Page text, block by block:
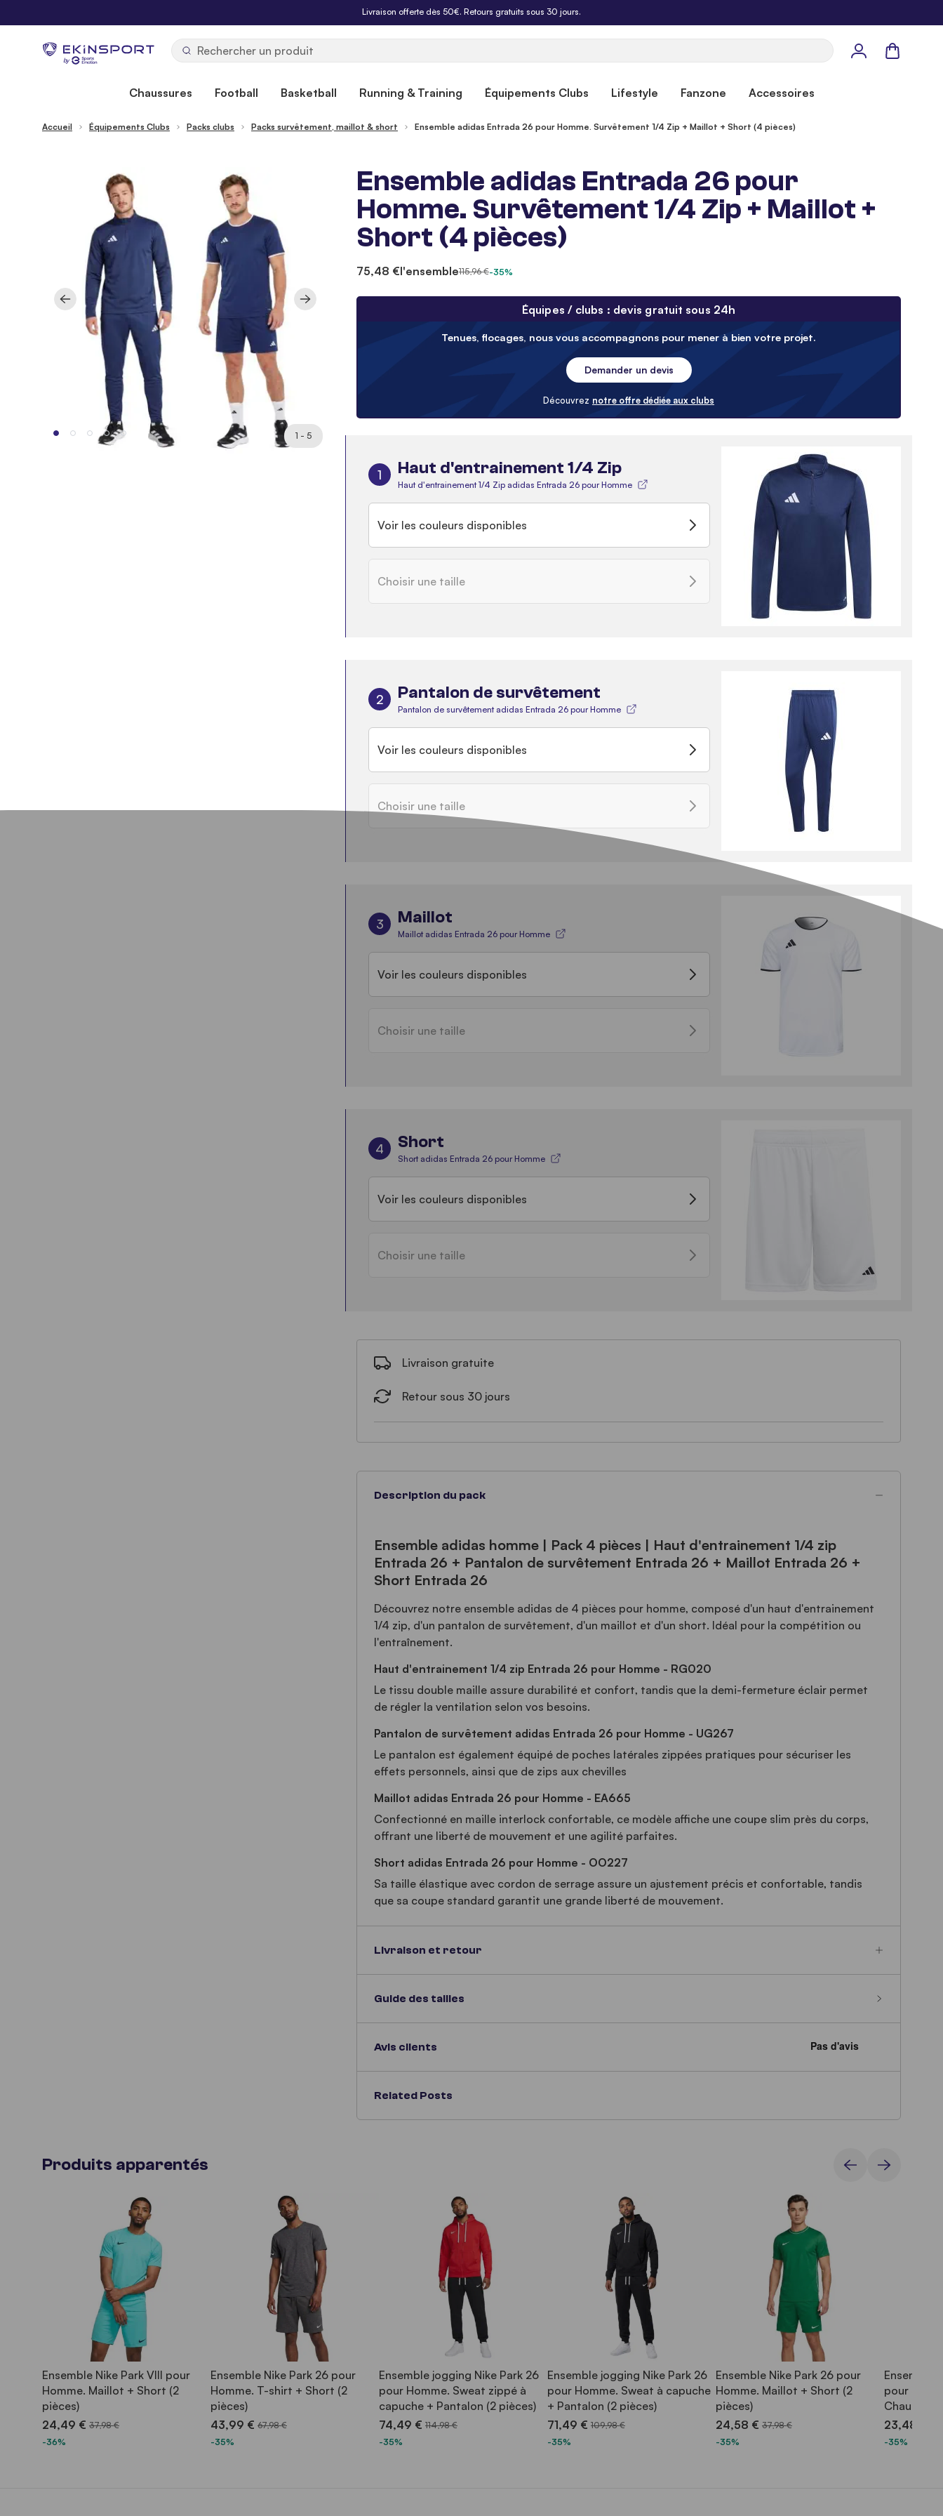
Livraison offerte dès 50€. Retours gratuits sous 30 jours.
by
Panier
Chaussures Football Basketball Running & Training Équipements Clubs Lifestyle Fanzone Accessoires
Accueil Équipements Clubs Packs clubs Packs survêtement, maillot & short Ensemble adidas Entrada 26 pour Homme. Survêtement 1/4 Zip + Maillot + Short (4 pièces)
1 - 5
Ensemble adidas Entrada 26 pour
Homme. Survêtement 1/4 Zip + Maillot +
Short (4 pièces)
75,48 €l'ensemble115,96 €-35%
Équipes / clubs : devis gratuit sous 24h
Tenues, flocages, nous vous accompagnons pour mener à bien votre projet.
Demander un devis
Découvrez notre offre dédiée aux clubs
1 Haut d'entrainement 1/4 Zip
Haut d'entrainement 1/4 Zip adidas Entrada 26 pour Homme
Voir les couleurs disponibles
Choisir une taille
2 Pantalon de survêtement
Pantalon de survêtement adidas Entrada 26 pour Homme
Voir les couleurs disponibles
Choisir une taille
3 Maillot
Maillot adidas Entrada 26 pour Homme
Voir les couleurs disponibles
Choisir une taille
4 Short
Short adidas Entrada 26 pour Homme
Voir les couleurs disponibles
Choisir une taille
Livraison gratuite
Retour sous 30 jours
Description du pack
Ensemble adidas homme | Pack 4 pièces | Haut d'entrainement 1/4 zip
Entrada 26 + Pantalon de survêtement Entrada 26 + Maillot Entrada 26 +
Short Entrada 26
Découvrez notre ensemble adidas de 4 pièces pour homme, composé d'un haut d'entrainement
1/4 zip, d'un pantalon de survêtement, d'un maillot et d'un short. Idéal pour la compétition ou
l'entraînement.
Haut d'entrainement 1/4 zip Entrada 26 pour Homme - RG020
Le tissu double maille assure durabilité et confort, tandis que la demi-fermeture éclair permet
de régler la ventilation selon vos besoins.
Pantalon de survêtement adidas Entrada 26 pour Homme - UG267
Le pantalon est également équipé de poches latérales zippées pratiques pour sécuriser les
effets personnels, ainsi que de zips aux chevilles
Maillot adidas Entrada 26 pour Homme - EA665
Confectionné en maille interlock confortable, ce modèle affiche une coupe slim près du corps,
offrant une liberté de mouvement et une agilité parfaites.
Short adidas Entrada 26 pour Homme - OO227
Sa taille élastique avec cordon de serrage assure un ajustement précis et confortable, tandis
que sa coupe standard garantit une grande liberté de mouvement.
Livraison et retour
Guide des tailles
Avis clients
Related Posts
Produits apparentés
Ensemble Nike Park VIII pour
Homme. Maillot + Short (2
pièces)
24,49 € 37,98 €
-36%
Ensemble Nike Park 26 pour
Homme. T-shirt + Short (2
pièces)
43,99 € 67,98 €
-35%
Ensemble jogging Nike Park 26
pour Homme. Sweat zippé à
capuche + Pantalon (2 pièces)
74,49 € 114,98 €
-35%
Ensemble jogging Nike Park 26
pour Homme. Sweat à capuche
+ Pantalon (2 pièces)
71,49 € 109,98 €
-35%
Ensemble Nike Park 26 pour
Homme. Maillot + Short (2
pièces)
24,58 € 37,98 €
-35%
Ensemble
pour
23,48 €
-35%